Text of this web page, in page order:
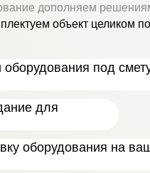
дополняем
объект целиком
под
для
оборудования на